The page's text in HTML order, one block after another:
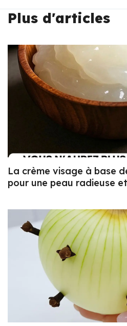
Plus d'articles
La crème visage à base
pour une peau radieuse